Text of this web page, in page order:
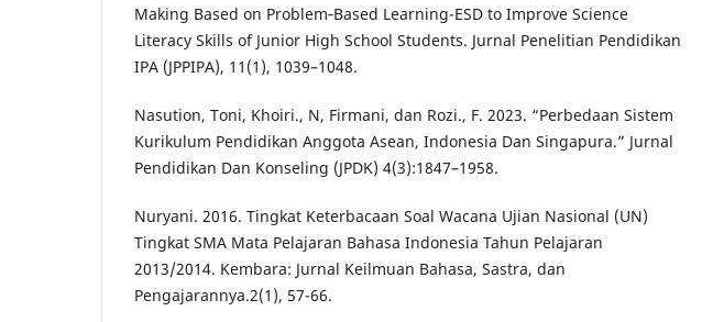
Making Based on Problem‑Based Learning-ESD to Improve Science
Literacy Skills of Junior High School Students. Jurnal Penelitian Pendidikan
IPA (JPPIPA), 11(1), 1039–1048.
Nasution, Toni, Khoiri., N, Firmani, dan Rozi., F. 2023. “Perbedaan Sistem
Kurikulum Pendidikan Anggota Asean, Indonesia Dan Singapura.” Jurnal
Pendidikan Dan Konseling (JPDK) 4(3):1847–1958.
Nuryani. 2016. Tingkat Keterbacaan Soal Wacana Ujian Nasional (UN)
Tingkat SMA Mata Pelajaran Bahasa Indonesia Tahun Pelajaran
2013/2014. Kembara: Jurnal Keilmuan Bahasa, Sastra, dan
Pengajarannya.2(1), 57-66.